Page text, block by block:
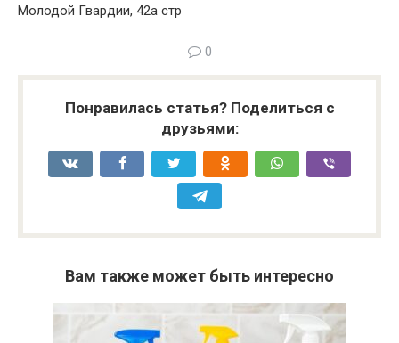
Молодой Гвардии, 42а стр
0
Понравилась статья? Поделиться с
друзьями:
Вам также может быть интересно